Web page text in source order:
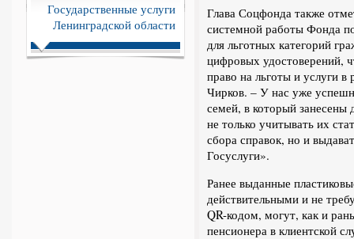
Государственные услуги
Ленинградской области
Глава Соцфонда также
системной работы Фонда
для льготных категорий
цифровых удостоверений,
право на льготы и услуги
Чирков. – У нас уже
семей, в который занесены
не только учитывать их
сбора справок, но и
Госуслуги».
Ранее выданные
действительными и не
QR-кодом, могут, как и
пенсионера в клиентской